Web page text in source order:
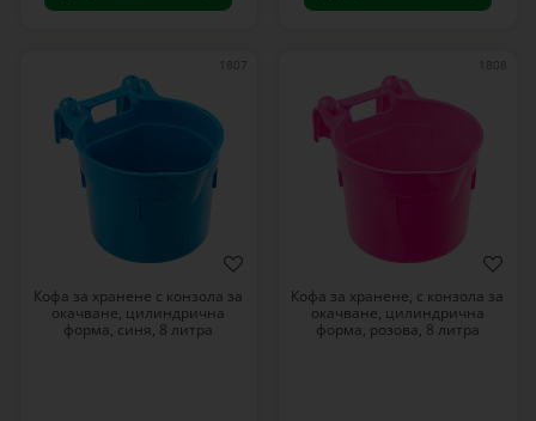
1807
Кофа за хранене с конзола за
окачване, цилиндрична
форма, синя, 8 литра
1808
Кофа за хранене, с конзола за
окачване, цилиндрична
форма, розова, 8 литра